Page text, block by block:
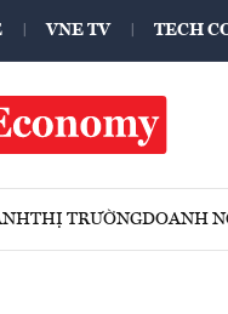
VNE TV TECH
THỊ TRƯỜNGDOANH